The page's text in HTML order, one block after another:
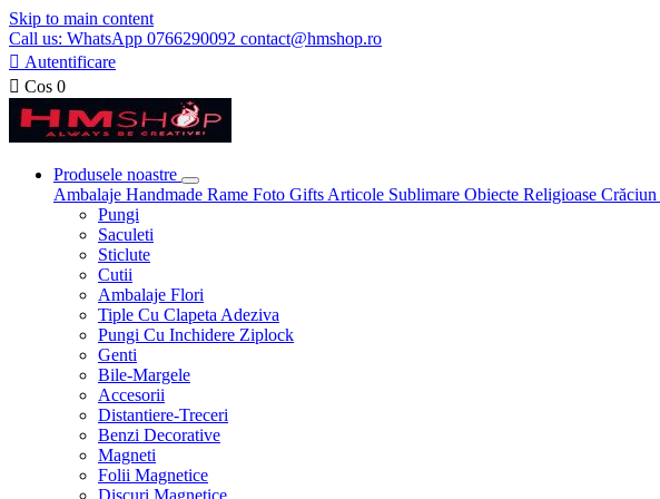
Skip to main content
Call us: WhatsApp 0766290092 contact@hmshop.ro
 Autentificare
 Cos 0
Produsele noastre
Ambalaje Handmade Rame Foto Gifts Articole Sublimare Obiecte Religioase Crăciun
Pungi
Saculeti
Sticlute
Cutii
Ambalaje Flori
Tiple Cu Clapeta Adeziva
Pungi Cu Inchidere Ziplock
Genti
Bile-Margele
Accesorii
Distantiere-Treceri
Benzi Decorative
Magneti
Folii Magnetice
Discuri Magnetice